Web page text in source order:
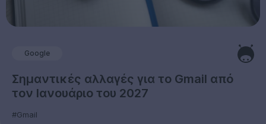
Google
Σημαντικές αλλαγές για το Gmail από
τον Ιανουάριο του 2027
#Gmail